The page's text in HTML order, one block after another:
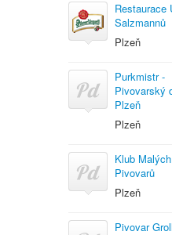
Restaurace
Salzmannů
Plzeň
Purkmistr -
Pivovarský
Plzeň
Plzeň
Klub Malých
Pivovarů
Plzeň
Pivovar Groll